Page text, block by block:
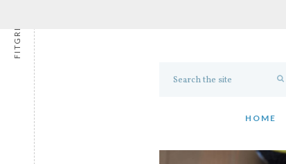
HOME
FITGRESS